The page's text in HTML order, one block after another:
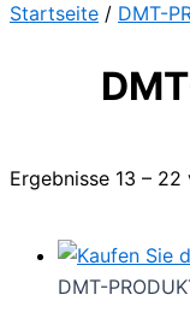
Startseite / DMT-
Ergebnisse 13 –
DMT-